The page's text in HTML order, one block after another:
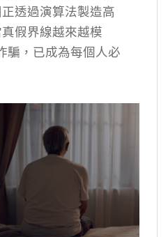
透過演算法製造高
假界線越來越模
騙，已成為每個人必